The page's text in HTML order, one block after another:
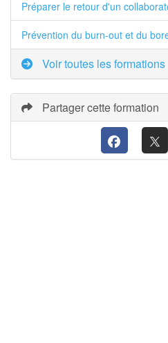
Préparer le retour d'un
Prévention du burn-out et du
Voir toutes les formations
Partager cette formation